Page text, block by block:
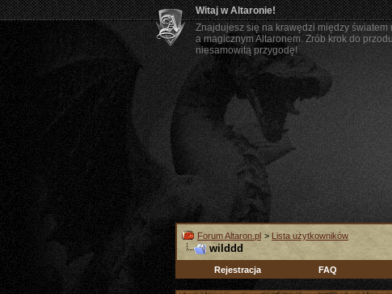
Witaj w Altaronie!
Znajdujesz się na krawędzi między światem
a magicznym Altaronem. Zrób krok do
niesamowitą przygodę!
Forum Altaron.pl > Lista użytkowników
wilddd
Rejestracja FAQ